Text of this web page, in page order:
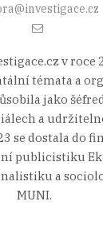
v roce
témata a
jako
a
se dostala do
publicistiku
a
MUNI.